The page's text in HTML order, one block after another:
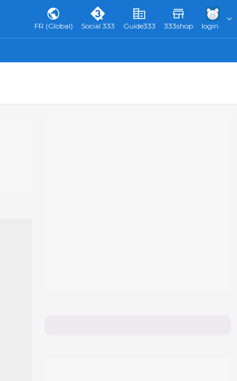
FR (Global) Social 333 Guide333 333shop login